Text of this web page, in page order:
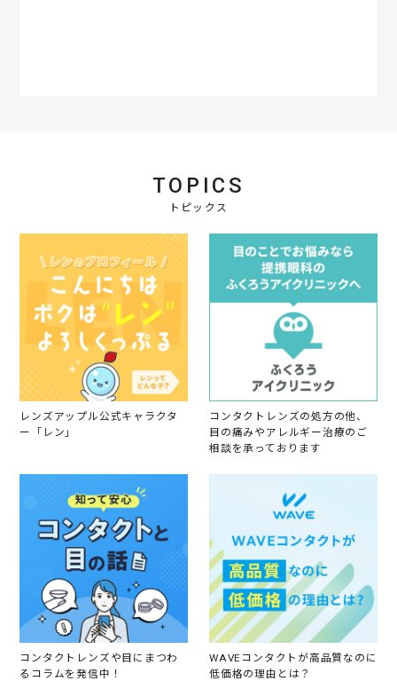
TOPICS
トピックス
レンズアップル公式キャラクタ
ー「レン」
コンタクトレンズの処方の他、
目の痛みやアレルギー治療のご
相談を承っております
コンタクトレンズや目にまつわ
るコラムを発信中！
WAVEコンタクトが高品質なのに
低価格の理由とは？